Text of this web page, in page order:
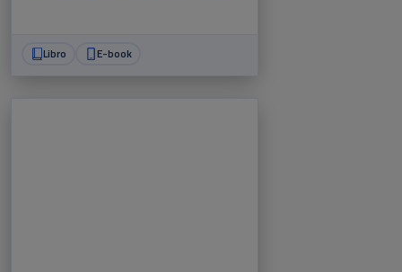
Libro E-book